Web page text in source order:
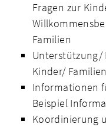
Fragen zur
Familien
Unterstützung/
Kinder/
Informationen
Beispiel
Koordinierung